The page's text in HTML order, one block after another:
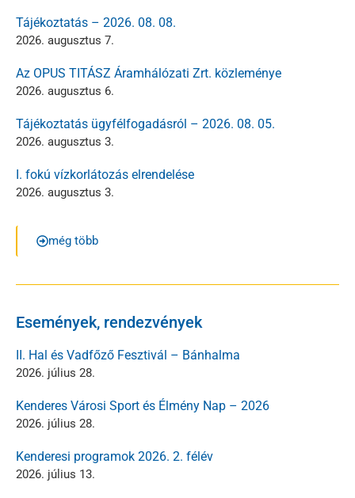
Tájékoztatás – 2026. 08. 08.
2026. augusztus 7.
Az OPUS TITÁSZ Áramhálózati Zrt. közleménye
2026. augusztus 6.
Tájékoztatás ügyfélfogadásról – 2026. 08. 05.
2026. augusztus 3.
I. fokú vízkorlátozás elrendelése
2026. augusztus 3.
még több
Események, rendezvények
II. Hal és Vadfőző Fesztivál – Bánhalma
2026. július 28.
Kenderes Városi Sport és Élmény Nap – 2026
2026. július 28.
Kenderesi programok 2026. 2. félév
2026. július 13.